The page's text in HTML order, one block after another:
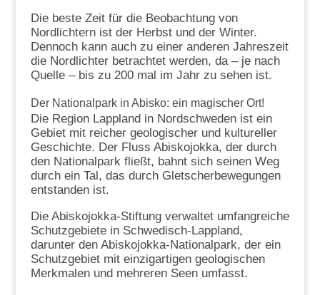
Die beste Zeit für die Beobachtung von
Nordlichtern ist der Herbst und der Winter.
Dennoch kann auch zu einer anderen Jahreszeit
die Nordlichter betrachtet werden, da – je nach
Quelle – bis zu 200 mal im Jahr zu sehen ist.
Der Nationalpark in Abisko: ein magischer Ort!
Die Region Lappland in Nordschweden ist ein
Gebiet mit reicher geologischer und kultureller
Geschichte. Der Fluss Abiskojokka, der durch
den Nationalpark fließt, bahnt sich seinen Weg
durch ein Tal, das durch Gletscherbewegungen
entstanden ist.
Die Abiskojokka-Stiftung verwaltet umfangreiche
Schutzgebiete in Schwedisch-Lappland,
darunter den Abiskojokka-Nationalpark, der ein
Schutzgebiet mit einzigartigen geologischen
Merkmalen und mehreren Seen umfasst.